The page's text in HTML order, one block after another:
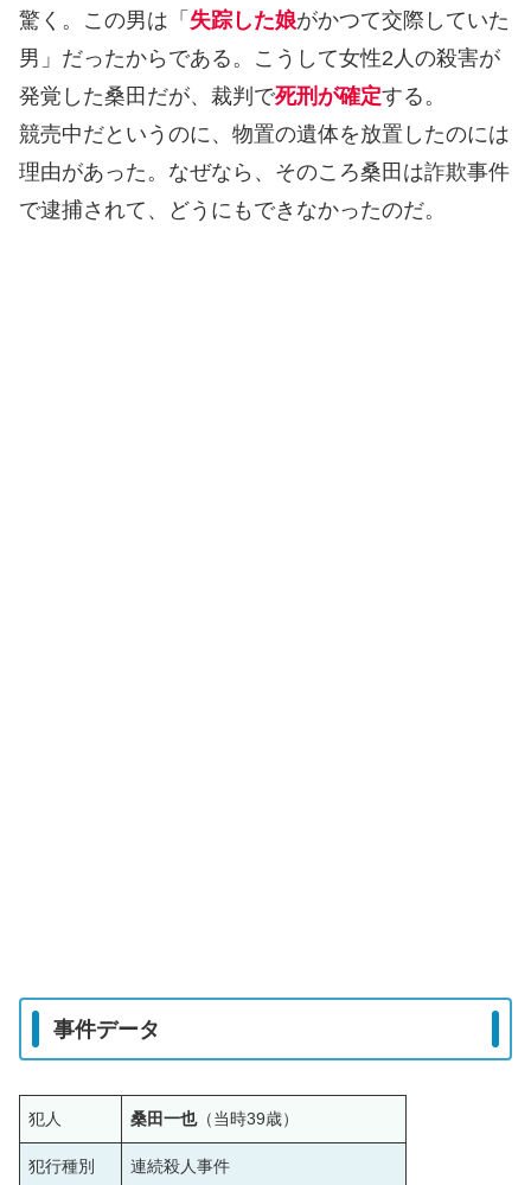
驚く。この男は「 失踪した娘がかつて交際していた
男」だったからである。こうして女性2人の殺害が
発覚した桑田だが、裁判で死刑が確定する。
競売中だというのに、物置の遺体を放置したのには
理由があった。なぜなら、そのころ桑田は詐欺事件
で逮捕されて、どうにもできなかったのだ。
事件データ
犯人 桑田一也（当時39歳）
犯行種別 連続殺人事件